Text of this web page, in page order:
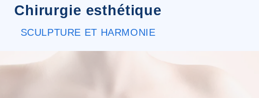
Chirurgie esthétique
SCULPTURE ET HARMONIE